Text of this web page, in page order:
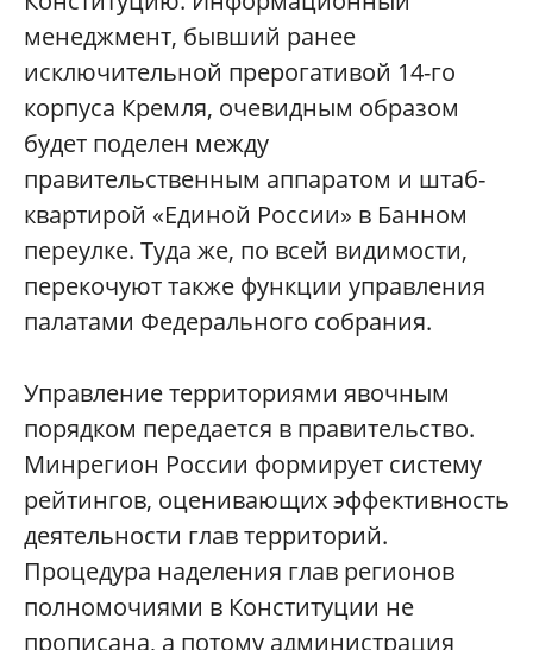
менеджмент, бывший ранее
исключительной прерогативой 14-го
корпуса Кремля, очевидным образом
будет поделен между
правительственным аппаратом и штаб-
квартирой «Единой России» в Банном
переулке. Туда же, по всей видимости,
перекочуют также функции управления
палатами Федерального собрания.
Управление территориями явочным
порядком передается в правительство.
Минрегион России формирует систему
рейтингов, оценивающих эффективность
деятельности глав территорий.
Процедура наделения глав регионов
полномочиями в Конституции не
прописана, а потому администрация